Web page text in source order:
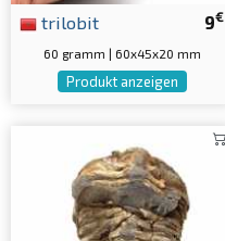
9€
trilobit
60 gramm | 60x45x20 mm
Produkt anzeigen